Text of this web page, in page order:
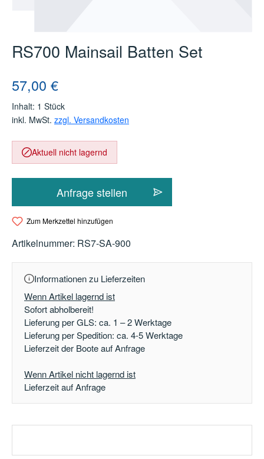
RS700 Mainsail Batten Set
Regulärer Preis:
57,00 €
Inhalt: 1 Stück
inkl. MwSt. zzgl. Versandkosten
Aktuell nicht lagernd
Anfrage stellen
Zum Merkzettel hinzufügen
Artikelnummer: RS7-SA-900
Informationen zu Lieferzeiten
Wenn Artikel lagernd ist
Sofort abholbereit!
Lieferung per GLS: ca. 1 – 2 Werktage
Lieferung per Spedition: ca. 4-5 Werktage
Lieferzeit der Boote auf Anfrage
Wenn Artikel nicht lagernd ist
Lieferzeit auf Anfrage